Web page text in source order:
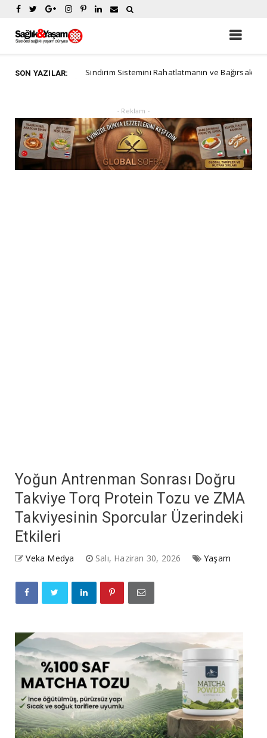
SON YAZILAR:Sindirim Sistemini Rahatlatmanın ve Bağırsak Sağlığını
- Reklam -
Yoğun Antrenman Sonrası Doğru
Takviye Torq Protein Tozu ve ZMA
Takviyesinin Sporcular Üzerindeki
Etkileri
Veka Medya Salı, Haziran 30, 2026 Yaşam